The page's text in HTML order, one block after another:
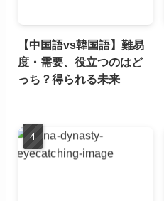
【中国語vs韓国語】難易
度・需要、役立つのはど
っち？得られる未来